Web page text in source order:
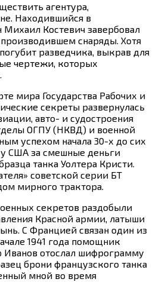
агентура,
Находившийся в
Костевич завербовал
снаряды. Хотя
разведчика, выкрав для
чертежи, которых
мира Государства Рабочих и
секреты развернулась
авто- и судостроения
ОГПУ (НКВД) и военной
успехом начала 30-х до сих
у США за смешные деньги
танка Уолтера Кристи.
советской серии БТ
мирного трактора.
секретов раздобыли
Красной армии, латыши
С Францией связан один из
1941 года помощник
Иванов отослал шифрограмму
брони французского танка
мной во время